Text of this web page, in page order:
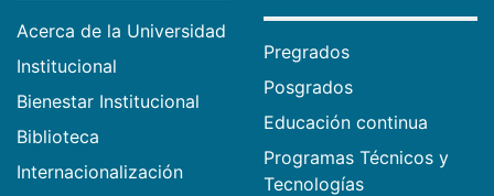
Acerca de la Universidad
Institucional
Bienestar Institucional
Biblioteca
Internacionalización
Pregrados
Posgrados
Educación continua
Programas Técnicos y
Tecnologías